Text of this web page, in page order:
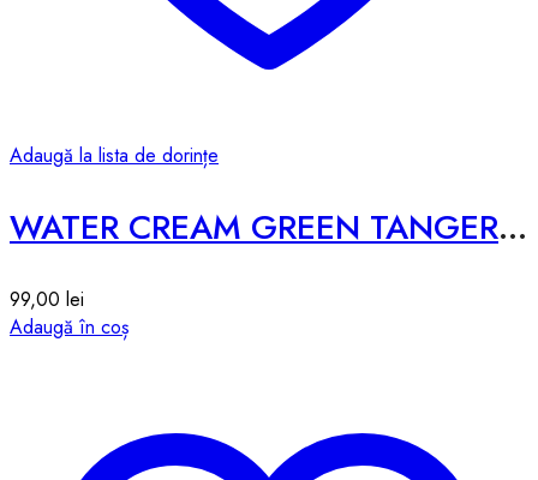
Adaugă la lista de dorințe
WATER CREAM GREEN TANGERINE VITA C – 50g
99,00 lei
Adaugă în coș